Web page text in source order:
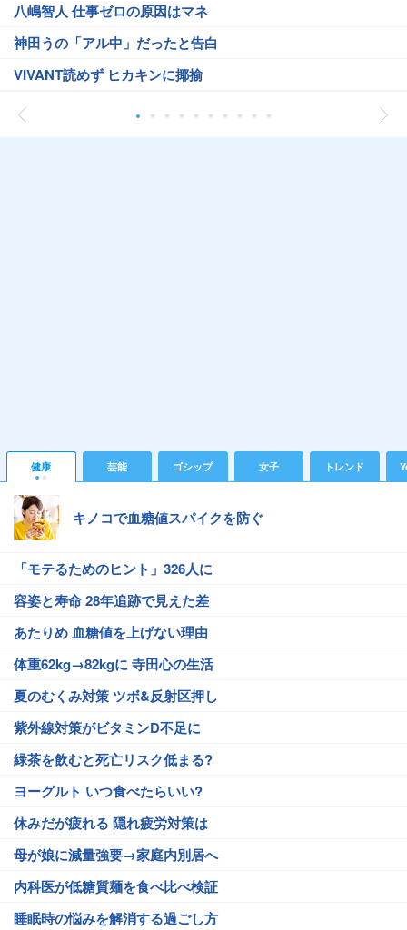
八嶋智人 仕事ゼロの原因はマネ
神田うの「アル中」だったと告白
VIVANT読めず ヒカキンに揶揄
健康 芸能 ゴシップ 女子 トレンド
キノコで血糖値スパイクを防ぐ
「モテるためのヒント」326人に
容姿と寿命 28年追跡で見えた差
あたりめ 血糖値を上げない理由
体重62kg→82kgに 寺田心の生活
夏のむくみ対策 ツボ&反射区押し
紫外線対策がビタミンD不足に
緑茶を飲むと死亡リスク低まる?
ヨーグルト いつ食べたらいい?
休みだが疲れる 隠れ疲労対策は
母が娘に減量強要→家庭内別居へ
内科医が低糖質麺を食べ比べ検証
睡眠時の悩みを解消する過ごし方